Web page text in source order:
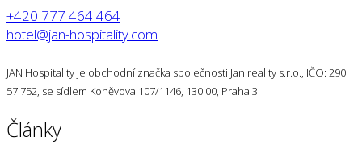
+420 777 464 464
hotel@jan-hospitality.com
JAN Hospitality je obchodní značka společnosti Jan reality s.r.o., IČO: 290
57 752, se sídlem Koněvova 107/1146, 130 00, Praha 3
Články